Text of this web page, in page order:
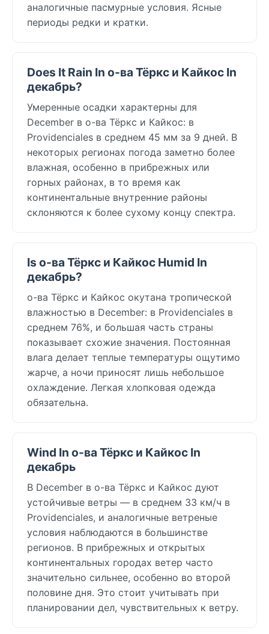
аналогичные пасмурные условия. Ясные
периоды редки и кратки.
Does It Rain In о-ва Тёркс и Кайкос In
декабрь?
Умеренные осадки характерны для
December в о-ва Тёркс и Кайкос: в
Providenciales в среднем 45 мм за 9 дней. В
некоторых регионах погода заметно более
влажная, особенно в прибрежных или
горных районах, в то время как
континентальные внутренние районы
склоняются к более сухому концу спектра.
Is о-ва Тёркс и Кайкос Humid In
декабрь?
о-ва Тёркс и Кайкос окутана тропической
влажностью в December: в Providenciales в
среднем 76%, и большая часть страны
показывает схожие значения. Постоянная
влага делает теплые температуры ощутимо
жарче, а ночи приносят лишь небольшое
охлаждение. Легкая хлопковая одежда
обязательна.
Wind In о-ва Тёркс и Кайкос In
декабрь
В December в о-ва Тёркс и Кайкос дуют
устойчивые ветры — в среднем 33 км/ч в
Providenciales, и аналогичные ветреные
условия наблюдаются в большинстве
регионов. В прибрежных и открытых
континентальных городах ветер часто
значительно сильнее, особенно во второй
половине дня. Это стоит учитывать при
планировании дел, чувствительных к ветру.